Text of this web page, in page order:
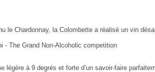
le Chardonnay, la Colombette a réalisé un vin
- The Grand Non-Alcoholic competition
légère à 9 degrés et forte d’un savoir-faire